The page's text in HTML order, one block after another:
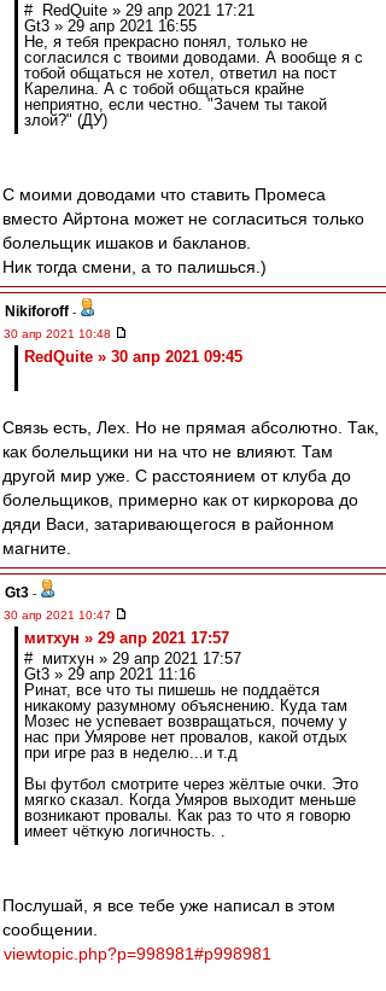
# RedQuite » 29 апр 2021 17:21
Gt3 » 29 апр 2021 16:55
Не, я тебя прекрасно понял, только не
согласился с твоими доводами. А вообще я с
тобой общаться не хотел, ответил на пост
Карелина. А с тобой общаться крайне
неприятно, если честно. "Зачем ты такой
злой?" (ДУ)
С моими доводами что ставить Промеса
вместо Айртона может не согласиться только
болельщик ишаков и бакланов.
Ник тогда смени, а то палишься.)
Nikiforoff -
30 апр 2021 10:48
RedQuite » 30 апр 2021 09:45
Связь есть, Лех. Но не прямая абсолютно. Так,
как болельщики ни на что не влияют. Там
другой мир уже. С расстоянием от клуба до
болельщиков, примерно как от киркорова до
дяди Васи, затаривающегося в районном
магните.
Gt3 -
30 апр 2021 10:47
митхун » 29 апр 2021 17:57
# митхун » 29 апр 2021 17:57
Gt3 » 29 апр 2021 11:16
Ринат, все что ты пишешь не поддаётся
никакому разумному объяснению. Куда там
Мозес не успевает возвращаться, почему у
нас при Умярове нет провалов, какой отдых
при игре раз в неделю...и т.д
Вы футбол смотрите через жёлтые очки. Это
мягко сказал. Когда Умяров выходит меньше
возникают провалы. Как раз то что я говорю
имеет чёткую логичность. .
Послушай, я все тебе уже написал в этом
сообщении.
viewtopic.php?p=998981#p998981